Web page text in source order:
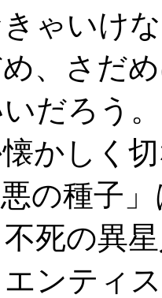
ゃいけ
、さだ
だろう
かしく
の種子
死の異
ンティ